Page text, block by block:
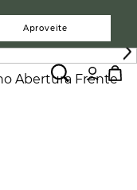
Aproveite
Abertura Frente